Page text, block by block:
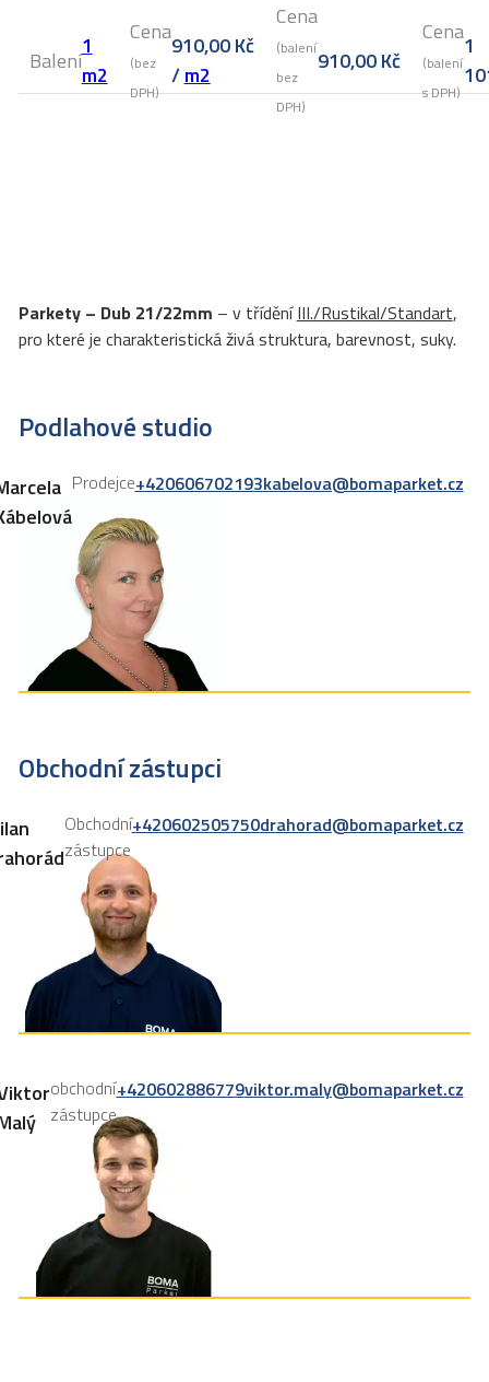
Balení1
m2
Cena
(bez
DPH)
910,00Kč
/m2
Cena
(balení
bez
DPH)
910,00Kč
Cena
(balení
s DPH)
1
Parkety – Dub 21/22mm – v tříděníIII./Rustikal/Standart,
pro které je charakteristická živá struktura, barevnost, suky.
Podlahové studio
Prodejce+420606702193kabelova@bomaparket.cz
Obchodní zástupci
Obchodní
zástupce
+420602505750drahorad@bomaparket.cz
obchodní
zástupce
+420602886779viktor.maly@bomaparket.cz